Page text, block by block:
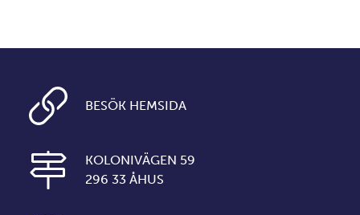
BESÖK HEMSIDA
KOLONIVÄGEN 59
296 33 ÅHUS